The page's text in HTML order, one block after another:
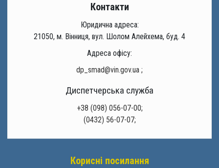
Контакти
Юридична адреса:
21050, м. Вінниця, вул. Шолом Алейхема, буд. 4
Адреса офісу:
dp_smad@vin.gov.ua ;
Диспетчерська служба
+38 (098) 056-07-00;
(0432) 56-07-07;
Корисні посилання